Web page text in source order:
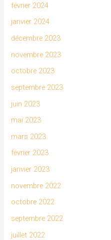
février 2024
janvier 2024
décembre 2023
novembre 2023
octobre 2023
septembre 2023
juin 2023
mai 2023
mars 2023
février 2023
janvier 2023
novembre 2022
octobre 2022
septembre 2022
juillet 2022